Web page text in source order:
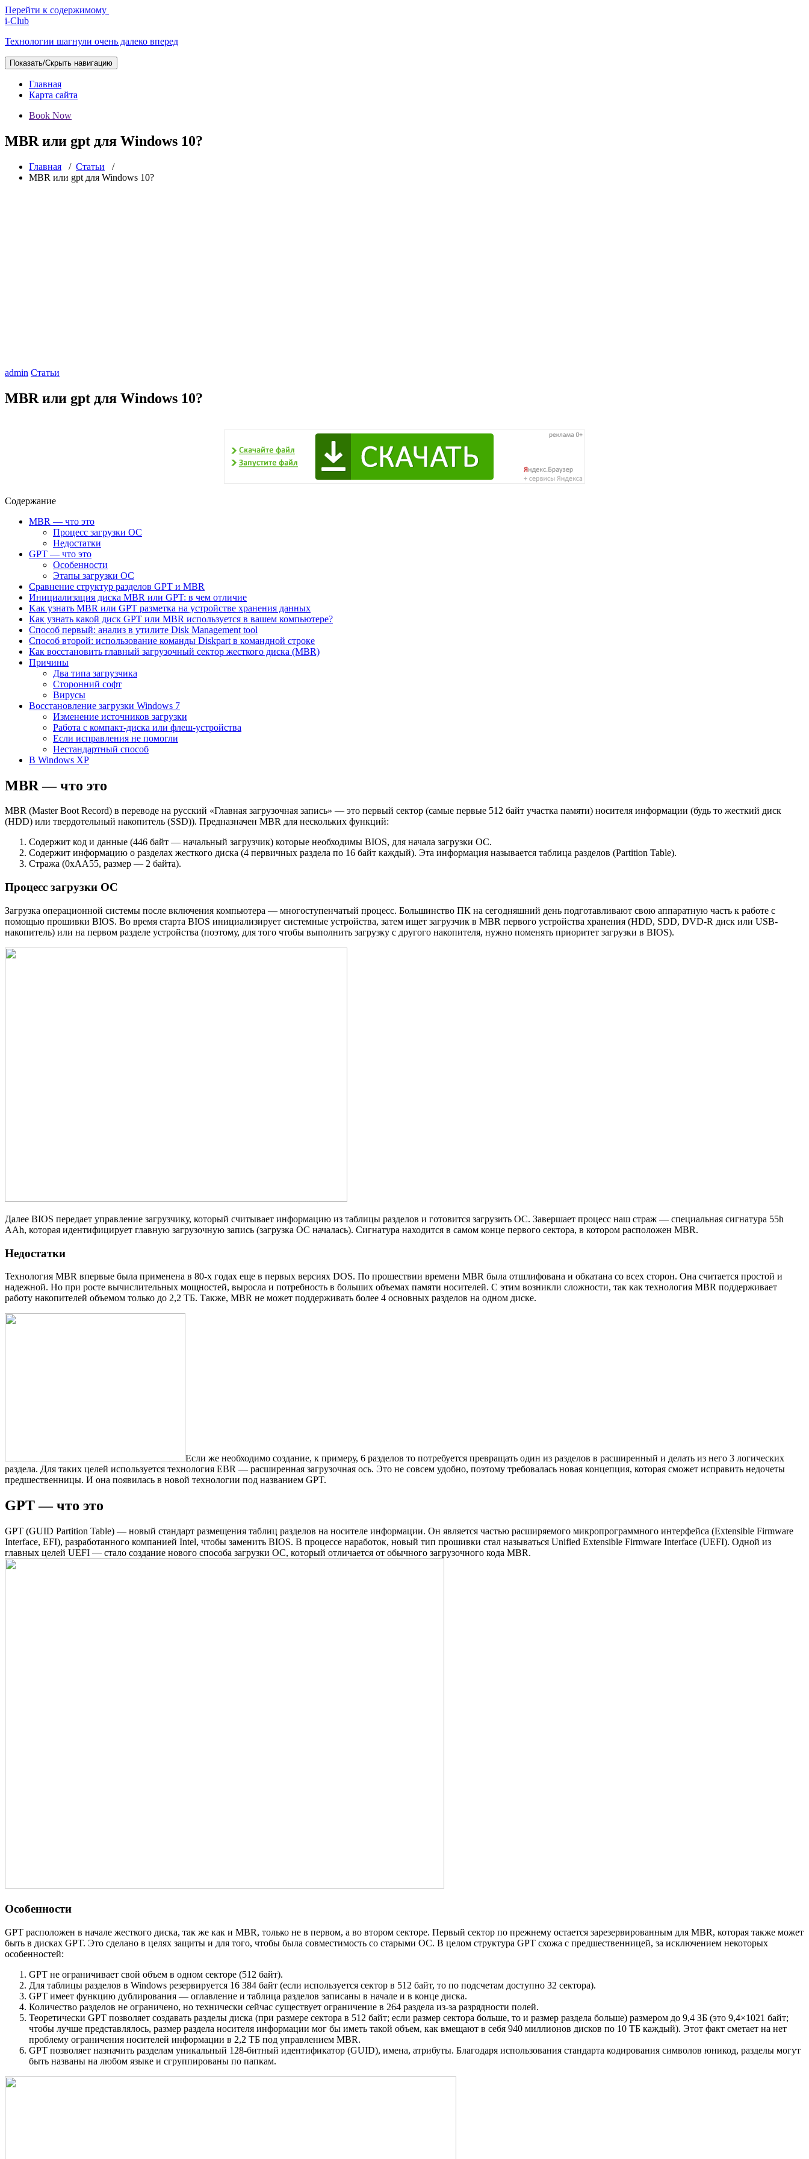
Перейти к содержимому
i-Club
Технологии шагнули очень далеко вперед
Показать/Скрыть навигацию
Главная
Карта сайта
Book Now
MBR или gpt для Windows 10?
Главная / Статьи /
MBR или gpt для Windows 10?
admin Статьи
MBR или gpt для Windows 10?
Содержание
MBR — что это
Процесс загрузки ОС
Недостатки
GPT — что это
Особенности
Этапы загрузки ОС
Сравнение структур разделов GPT и MBR
Инициализация диска MBR или GPT: в чем отличие
Kак узнать MBR или GPT разметка на устройстве хранения данных
Как узнать какой диск GPT или MBR используется в вашем компьютере?
Способ первый: анализ в утилите Disk Management tool
Способ второй: использование команды Diskpart в командной строке
Как восстановить главный загрузочный сектор жесткого диска (MBR)
Причины
Два типа загрузчика
Сторонний софт
Вирусы
Восстановление загрузки Windows 7
Изменение источников загрузки
Работа с компакт-диска или флеш-устройства
Если исправления не помогли
Нестандартный способ
В Windows XP
MBR — что это
MBR (Master Boot Record) в переводе на русский «Главная загрузочная запись» — это первый сектор (самые первые 512 байт участка памяти) носителя информации (будь то жесткий диск
(HDD) или твердотельный накопитель (SSD)). Предназначен MBR для нескольких функций:
Содержит код и данные (446 байт — начальный загрузчик) которые необходимы BIOS, для начала загрузки ОС.
Содержит информацию о разделах жесткого диска (4 первичных раздела по 16 байт каждый). Эта информация называется таблица разделов (Partition Table).
Стража (0xAA55, размер — 2 байта).
Процесс загрузки ОС
Загрузка операционной системы после включения компьютера — многоступенчатый процесс. Большинство ПК на сегодняшний день подготавливают свою аппаратную часть к работе с
помощью прошивки BIOS. Во время старта BIOS инициализирует системные устройства, затем ищет загрузчик в MBR первого устройства хранения (HDD, SDD, DVD-R диск или USB-
накопитель) или на первом разделе устройства (поэтому, для того чтобы выполнить загрузку с другого накопителя, нужно поменять приоритет загрузки в BIOS).
Далее BIOS передает управление загрузчику, который считывает информацию из таблицы разделов и готовится загрузить ОС. Завершает процесс наш страж — специальная сигнатура 55h
AАh, которая идентифицирует главную загрузочную запись (загрузка ОС началась). Сигнатура находится в самом конце первого сектора, в котором расположен MBR.
Недостатки
Технология MBR впервые была применена в 80-х годах еще в первых версиях DOS. По прошествии времени MBR была отшлифована и обкатана со всех сторон. Она считается простой и
надежной. Но при росте вычислительных мощностей, выросла и потребность в больших объемах памяти носителей. С этим возникли сложности, так как технология MBR поддерживает
работу накопителей объемом только до 2,2 ТБ. Также, MBR не может поддерживать более 4 основных разделов на одном диске.
Если же необходимо создание, к примеру, 6 разделов то потребуется превращать один из разделов в расширенный и делать из него 3 логических
раздела. Для таких целей используется технология EBR — расширенная загрузочная ось. Это не совсем удобно, поэтому требовалась новая концепция, которая сможет исправить недочеты
предшественницы. И она появилась в новой технологии под названием GPT.
GPT — что это
GPT (GUID Partition Table) — новый стандарт размещения таблиц разделов на носителе информации. Он является частью расширяемого микропрограммного интерфейса (Extensible Firmware
Interface, EFI), разработанного компанией Intel, чтобы заменить BIOS. В процессе наработок, новый тип прошивки стал называться Unified Extensible Firmware Interface (UEFI). Одной из
главных целей UEFI — стало создание нового способа загрузки ОС, который отличается от обычного загрузочного кода MBR.
Особенности
GPT расположен в начале жесткого диска, так же как и MBR, только не в первом, а во втором секторе. Первый сектор по прежнему остается зарезервированным для MBR, которая также может
быть в дисках GPT. Это сделано в целях защиты и для того, чтобы была совместимость со старыми ОС. В целом структура GPT схожа с предшественницей, за исключением некоторых
особенностей:
GPT не ограничивает свой объем в одном секторе (512 байт).
Для таблицы разделов в Windows резервируется 16 384 байт (если используется сектор в 512 байт, то по подсчетам доступно 32 сектора).
GPT имеет функцию дублирования — оглавление и таблица разделов записаны в начале и в конце диска.
Количество разделов не ограничено, но технически сейчас существует ограничение в 264 раздела из-за разрядности полей.
Теоретически GPT позволяет создавать разделы диска (при размере сектора в 512 байт; если размер сектора больше, то и размер раздела больше) размером до 9,4 ЗБ (это 9,4×1021 байт;
чтобы лучше представлялось, размер раздела носителя информации мог бы иметь такой объем, как вмещают в себя 940 миллионов дисков по 10 ТБ каждый). Этот факт сметает на нет
проблему ограничения носителей информации в 2,2 ТБ под управлением MBR.
GPT позволяет назначить разделам уникальный 128-битный идентификатор (GUID), имена, атрибуты. Благодаря использования стандарта кодирования символов юникод, разделы могут
быть названы на любом языке и сгруппированы по папкам.